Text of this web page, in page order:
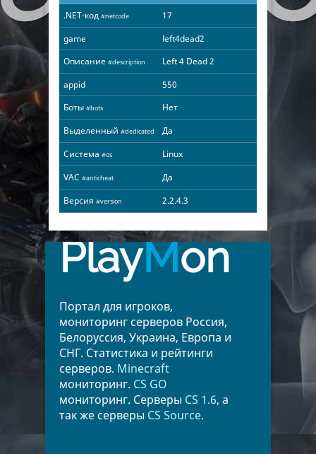
.NET-код #netcode
17
game
left4dead2
Описание #description
Left 4 Dead 2
appid
550
Боты #bots
Нет
Выделенный #dedicated
Да
Система #os
Linux
VAC #anticheat
Да
Версия #version 2.2.4.3
PlayMon
Портал для игроков,
мониторинг серверов Россия,
Белоруссия, Украина, Европа и
СНГ. Статистика и рейтинги
серверов. Minecraft
мониторинг. CS GO
мониторинг. Серверы CS 1.6, а
так же серверы CS Source.